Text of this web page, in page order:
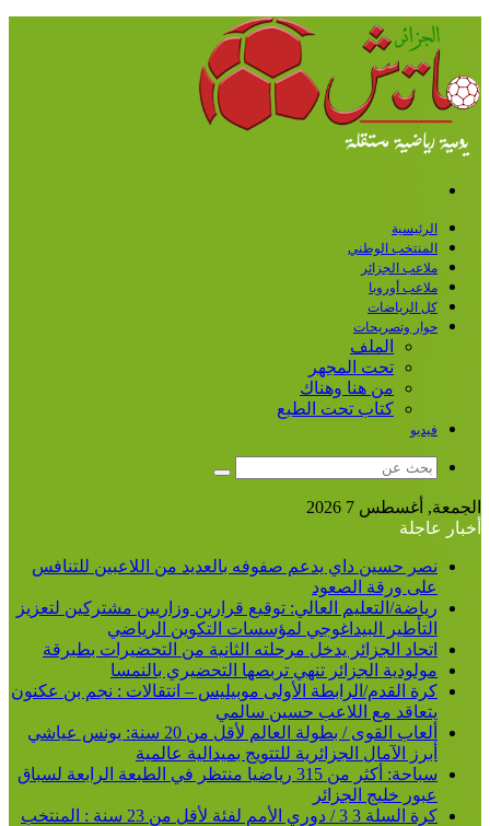
الرئيسية
المنتخب الوطني
ملاعب الجزائر
ملاعب أوروبا
كل الرياضات
حوار وتصريحات
الملف
تحت المجهر
من هنا وهناك
كتاب تحت الطبع
فيديو
بحث
الجمعة, أغسطس 7 2026
أخبار عاجلة
نصر حسين داي يدعم صفوفه بالعديد من اللاعبين للتنافس
على ورقة الصعود
رياضة/التعليم العالي: توقيع قرارين وزاريين مشتركين لتعزيز
التأطير البيداغوجي لمؤسسات التكوين الرياضي
اتحاد الجزائر يدخل مرحلته الثانية من التحضيرات بطبرقة
مولودية الجزائر تنهي تربصها التحضيري بالنمسا
كرة القدم/الرابطة الأولى موبيليس – انتقالات : نجم بن عكنون
يتعاقد مع اللاعب حسين سالمي
ألعاب القوى / بطولة العالم لأقل من 20 سنة: يونس عياشي
أبرز الآمال الجزائرية للتتويج بميدالية عالمية
سباحة: أكثر من 315 رياضيا منتظر في الطبعة الرابعة لسباق
عبور خليج الجزائر
كرة السلة 3 3 / دوري الأمم لفئة لأقل من 23 سنة : المنتخب